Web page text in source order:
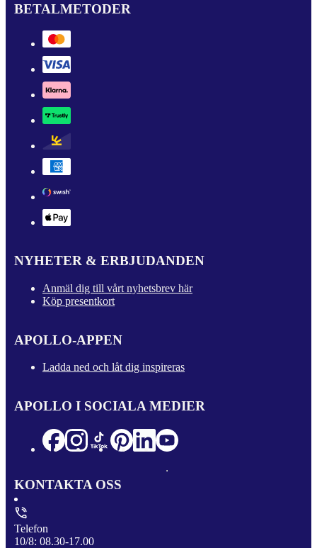
BETALMETODER
NYHETER & ERBJUDANDEN
Anmäl dig till vårt nyhetsbrev här
Köp presentkort
APOLLO-APPEN
Ladda ned och låt dig inspireras
APOLLO I SOCIALA MEDIER
KONTAKTA OSS
Telefon
10/8: 08.30-17.00